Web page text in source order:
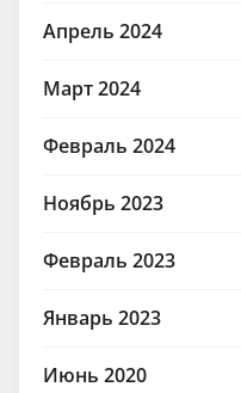
Апрель 2024
Март 2024
Февраль 2024
Ноябрь 2023
Февраль 2023
Январь 2023
Июнь 2020